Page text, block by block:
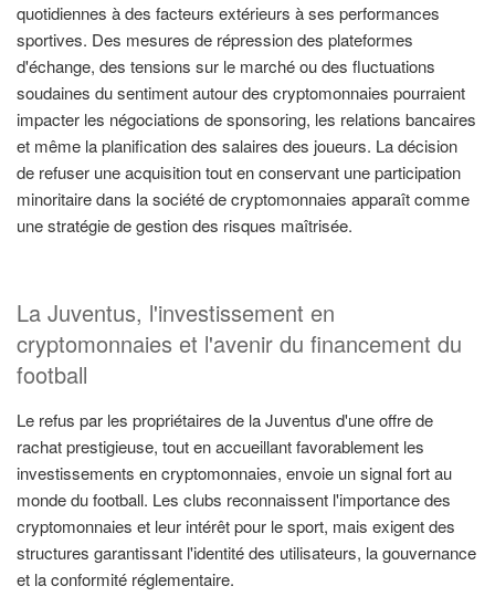
quotidiennes à des facteurs extérieurs à ses performances
sportives. Des mesures de répression des plateformes
d'échange, des tensions sur le marché ou des fluctuations
soudaines du sentiment autour des cryptomonnaies pourraient
impacter les négociations de sponsoring, les relations bancaires
et même la planification des salaires des joueurs. La décision
de refuser une acquisition tout en conservant une participation
minoritaire dans la société de cryptomonnaies apparaît comme
une stratégie de gestion des risques maîtrisée.
La Juventus, l'investissement en
cryptomonnaies et l'avenir du financement du
football
Le refus par les propriétaires de la Juventus d'une offre de
rachat prestigieuse, tout en accueillant favorablement les
investissements en cryptomonnaies, envoie un signal fort au
monde du football. Les clubs reconnaissent l'importance des
cryptomonnaies et leur intérêt pour le sport, mais exigent des
structures garantissant l'identité des utilisateurs, la gouvernance
et la conformité réglementaire.